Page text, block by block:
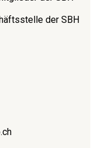
der SBH